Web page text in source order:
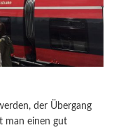
der Übergang
man einen gut